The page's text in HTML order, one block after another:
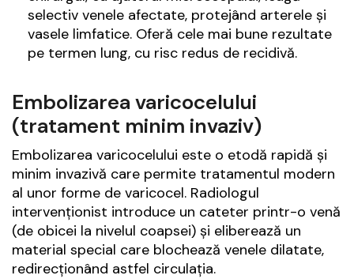
selectiv venele afectate, protejând arterele și
vasele limfatice. Oferă cele mai bune rezultate
pe termen lung, cu risc redus de recidivă.
Embolizarea varicocelului
(tratament minim invaziv)
Embolizarea varicocelului este o etodă rapidă și
minim invazivă care permite tratamentul modern
al unor forme de varicocel. Radiologul
intervenționist introduce un cateter printr-o venă
(de obicei la nivelul coapsei) și eliberează un
material special care blochează venele dilatate,
redirecționând astfel circulația.